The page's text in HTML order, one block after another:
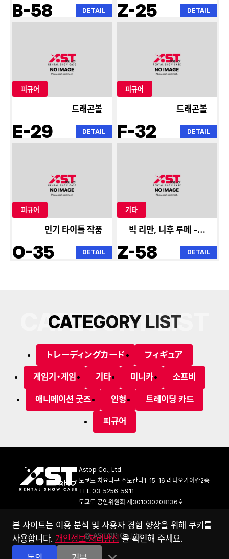
B-58 DETAIL Z-25 DETAIL
피규어
드래곤볼
E-29 DETAIL
피규어
드래곤볼
F-32 DETAIL
피규어
인기 타이틀 작품
O-35 DETAIL
기타
빅 리만, 니후 루메 - 쵸
웨이퍼
Z-58 DETAIL
CATEGORY LIST
CATEGORY LIST
トレーディングカード フィギュア
게임기・게임 기타 미니카 소프비
애니메이션 굿즈 인형 트레이딩 카드
피규어
Astop Co., Ltd.
도쿄도 치요다구 소도칸다1-15-16 라디오가이칸2층
TEL:03-5256-5911
도쿄도 공안위원회 제301030208136호
© ASTOP Co Ltd.
본 사이트는 이용 분석 및 사용자 경험 향상을 위해 쿠키를
사용합니다. 개인정보 처리방침을 확인해 주세요.